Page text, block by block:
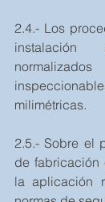
2.4.- Los
milimétricas.
2.5.- Sobre el
de fabricación
la aplicación